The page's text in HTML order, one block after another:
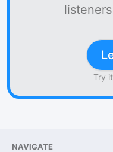
Try
NAVIGATE